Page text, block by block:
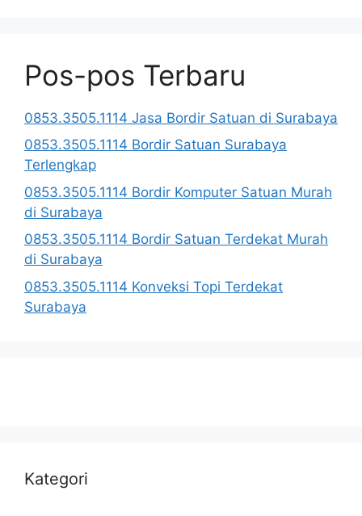
Pos-pos Terbaru
0853.3505.1114 Jasa Bordir Satuan di Surabaya
0853.3505.1114 Bordir Satuan Surabaya
Terlengkap
0853.3505.1114 Bordir Komputer Satuan Murah
di Surabaya
0853.3505.1114 Bordir Satuan Terdekat Murah
di Surabaya
0853.3505.1114 Konveksi Topi Terdekat
Surabaya
Kategori